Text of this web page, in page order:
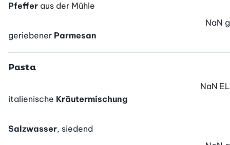
Pfeffer aus der Mühle
geriebener Parmesan
NaN g
Pasta
italienische Kräutermischung
NaN EL
Salzwasser, siedend